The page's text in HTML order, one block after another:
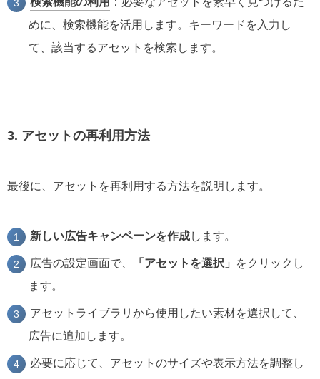
めに、検索機能を活用します。キーワードを入力し
て、該当するアセットを検索します。
3. アセットの再利用方法
最後に、アセットを再利用する方法を説明します。
新しい広告キャンペーンを作成します。
広告の設定画面で、 「アセットを選択」
をクリックし
ます。
アセットライブラリから使用したい素材を選択して、
広告に追加します。
必要に応じて、アセットのサイズや表示方法を調整し